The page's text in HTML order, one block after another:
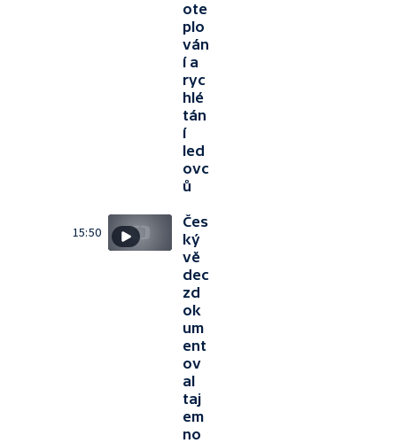
ote
plo
ván
í a
ryc
hlé
tán
í
led
ovc
ů
15:50
Čes
ký
vě
dec
zd
ok
um
ent
ov
al
taj
em
no